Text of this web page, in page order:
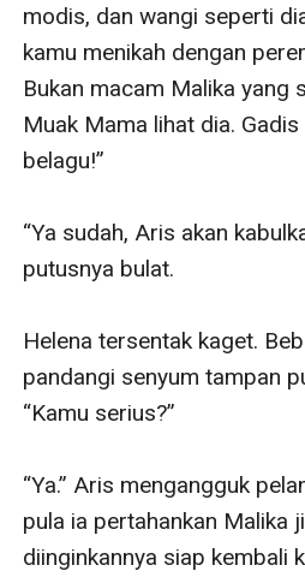
modis, dan wangi seperti
kamu menikah dengan
Bukan macam Malika yang
Muak Mama lihat dia.
belagu!”
“Ya sudah, Aris akan
putusnya bulat.
Helena tersentak kaget.
pandangi senyum tampan
“Kamu serius?”
“Ya.” Aris mengangguk
pula ia pertahankan Malika
diinginkannya siap kembali